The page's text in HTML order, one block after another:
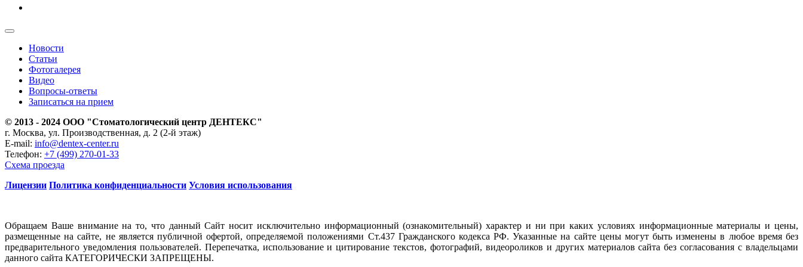
Новости
Статьи
Фотогалерея
Видео
Вопросы-ответы
Записаться на прием
© 2013 - 2024 ООО "Стоматологический центр ДЕНТЕКС"
г. Москва, ул. Производственная, д. 2 (2-й этаж)
E-mail: info@dentex-center.ru
Телефон: +7 (499) 270-01-33
Схема проезда
Лицензии Политика конфиденциальности Условия использования
Обращаем Ваше внимание на то, что данный Сайт носит исключительно информационный (ознакомительный) характер и ни при каких условиях информационные материалы и цены,
размещенные на сайте, не является публичной офертой, определяемой положениями Ст.437 Гражданского кодекса РФ. Указанные на сайте цены могут быть изменены в любое время без
предварительного уведомления пользователей. Перепечатка, использование и цитирование текстов, фотографий, видеороликов и других материалов сайта без согласования с владельцами
данного сайта КАТЕГОРИЧЕСКИ ЗАПРЕЩЕНЫ.